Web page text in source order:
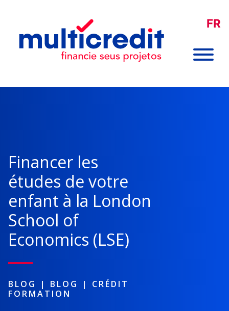
FR
Financer les
études de votre
enfant à la London
School of
Economics (LSE)
BLOG | BLOG | CRÉDIT
FORMATION